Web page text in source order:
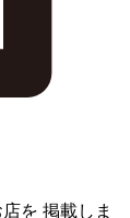
を 掲載しま